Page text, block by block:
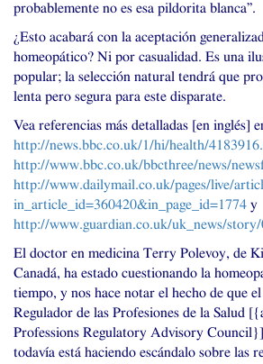
probablemente no es esa pildorita blanca”.
¿Esto acabará con la aceptación
homeopático? Ni por casualidad. Es una
popular; la selección natural tendrá que
lenta pero segura para este disparate.
Vea referencias más detalladas [en inglés]
http://news.bbc.co.uk/1/hi/health/
http://www.bbc.co.uk/bbcthree/news/
http://www.dailymail.co.uk/pages/live/
in_article_id=360420&in_page_id=1774 y
http://www.guardian.co.uk/uk_news/
El doctor en medicina Terry Polevoy, de
Canadá, ha estado cuestionando la
tiempo, y nos hace notar el hecho de que
Regulador de las Profesiones de la Salud
Professions Regulatory Advisory
todavía está haciendo escándalo sobre las